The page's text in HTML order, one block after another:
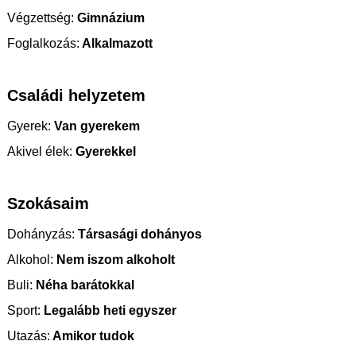
Végzettség: Gimnázium
Foglalkozás: Alkalmazott
Családi helyzetem
Gyerek: Van gyerekem
Akivel élek: Gyerekkel
Szokásaim
Dohányzás: Társasági dohányos
Alkohol: Nem iszom alkoholt
Buli: Néha barátokkal
Sport: Legalább heti egyszer
Utazás: Amikor tudok